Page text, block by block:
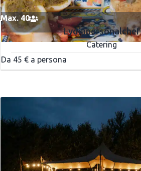
Max. 40
Lydiapersonalchef
Catering
Da 45 € a persona